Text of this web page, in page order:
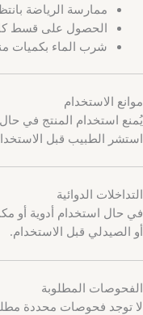
ممارسة الرياضة
الحصول على قسط
شرب الماء بكميات
موانع الاستخدام
يُمنع استخدام المنتج في
استشر الطبيب قبل
التداخلات الدوائية
في حال استخدام أدوية أو
أو الصيدلي قبل الاستخدام.
الفحوصات المطلوبة
لا توجد فحوصات محددة